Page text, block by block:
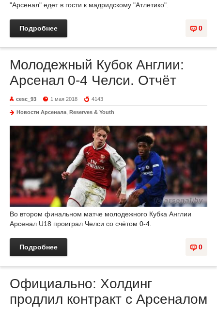
"Арсенал" едет в гости к мадридскому "Атлетико".
0
Подробнее
Молодежный Кубок Англии:
Арсенал 0-4 Челси. Отчёт
cesc_93 1 мая 2018 4143
Новости Арсенала Reserves & Youth
Во втором финальном матче молодежного Кубка Англии
Арсенал U18 проиграл Челси со счётом 0-4.
0
Подробнее
Официально: Холдинг
продлил контракт с Арсеналом